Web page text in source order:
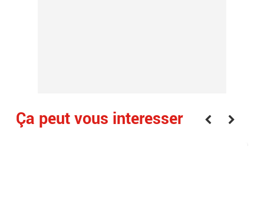
Ça peut vous interesser